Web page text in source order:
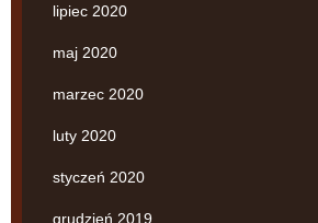
lipiec 2020
maj 2020
marzec 2020
luty 2020
styczeń 2020
grudzień 2019